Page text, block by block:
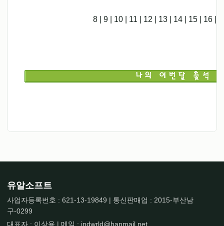
8| 9| 10| 11 12 13| 14| 15| 16|
유알소프트
사업자등록번호 : 621-13-19849 | 통신판매업 : 2015-부산남
구-0299
대표자 : 이상용 | 메일 : indwrld@hanmail.net